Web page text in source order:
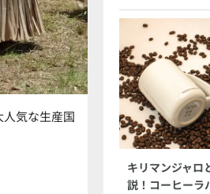
気な生産国
キリマンジャロ
説！コーヒーラ